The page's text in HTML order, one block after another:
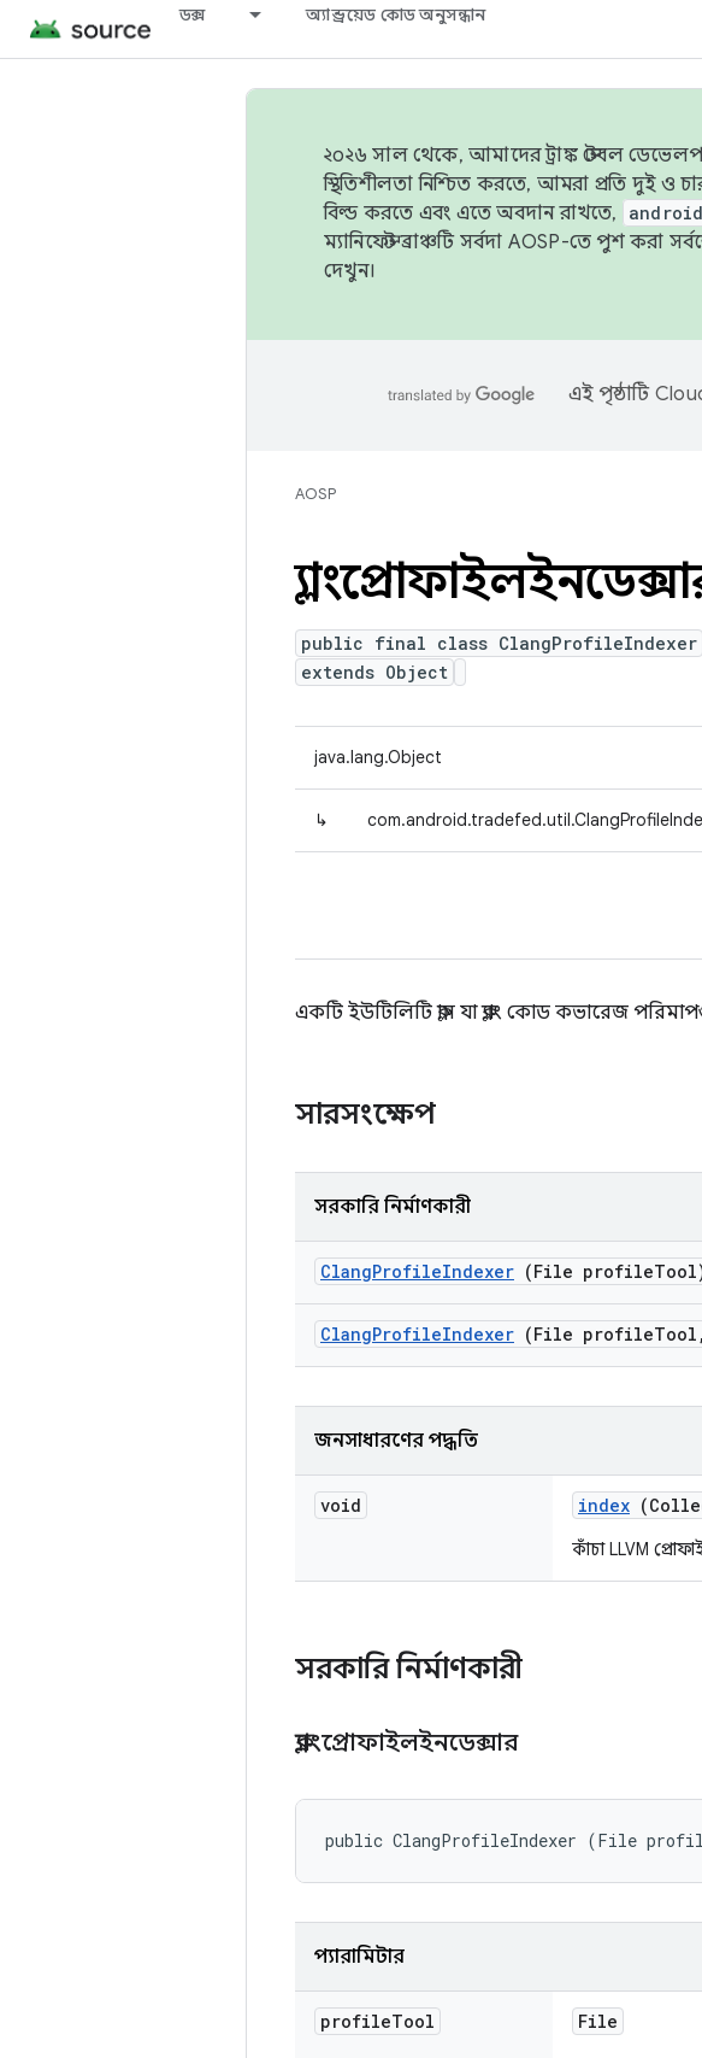
ডক্স অ্যান্ড্রয়েড কোড অনুসন্ধান
২০২৬ সাল থেকে, আমাদের ট্রাঙ্ক স্টেবল
স্থিতিশীলতা নিশ্চিত করতে, আমরা প্রতি দুই ও
বিল্ড করতে এবং এতে অবদান রাখতে,
ম্যানিফেস্ট ব্রাঞ্চটি সর্বদা AOSP-তে পুশ করা
দেখুন।
এই পৃষ্ঠাটি
AOSP
public final class ClangProfileIndexer
extends Object
java.lang.Object
↳
একটি ইউটিলিটি ক্লাস যা ক্ল্যাং কোড কভারেজ
সারসংক্ষেপ
সরকারি নির্মাণকারী
ClangProfileIndexer (File profile
ClangProfileIndexer (File profileTool ,
জনসাধারণের পদ্ধতি
void index
কাঁচা LLVM
সরকারি নির্মাণকারী
ক্ল্যাংপ্রোফাইলইনডেক্সার
public ClangProfileIndexer (File
প্যারামিটার
profileTool File